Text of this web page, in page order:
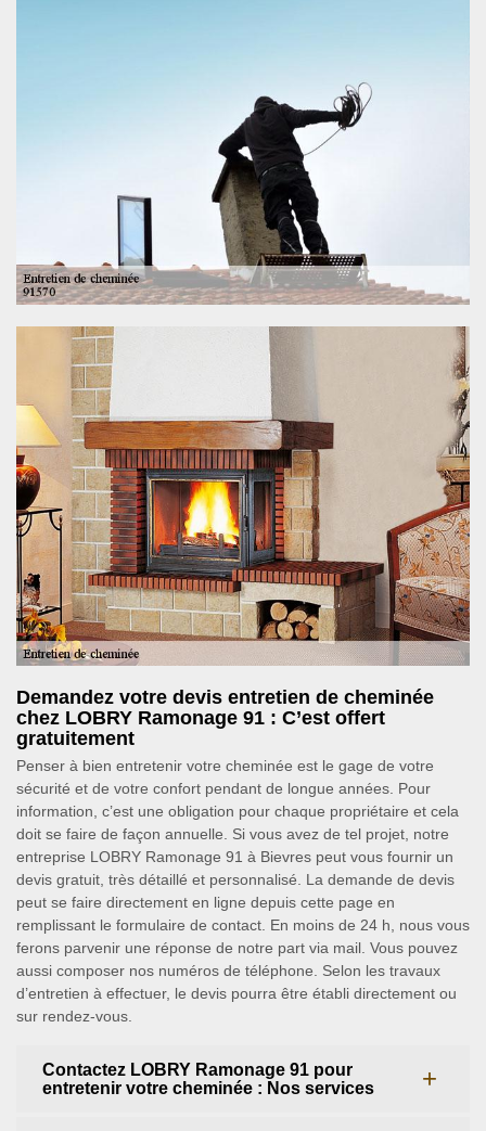
Demandez votre devis entretien de cheminée
chez LOBRY Ramonage 91 : C’est offert
gratuitement
Penser à bien entretenir votre cheminée est le gage de votre
sécurité et de votre confort pendant de longue années. Pour
information, c’est une obligation pour chaque propriétaire et cela
doit se faire de façon annuelle. Si vous avez de tel projet, notre
entreprise LOBRY Ramonage 91 à Bievres peut vous fournir un
devis gratuit, très détaillé et personnalisé. La demande de devis
peut se faire directement en ligne depuis cette page en
remplissant le formulaire de contact. En moins de 24 h, nous vous
ferons parvenir une réponse de notre part via mail. Vous pouvez
aussi composer nos numéros de téléphone. Selon les travaux
d’entretien à effectuer, le devis pourra être établi directement ou
sur rendez-vous.
Contactez LOBRY Ramonage 91 pour
entretenir votre cheminée : Nos services